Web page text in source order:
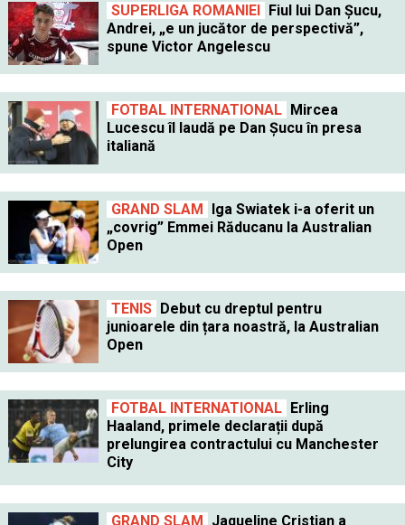
SUPERLIGA ROMANIEI Fiul lui Dan Șucu,
Andrei, „e un jucător de perspectivă”,
spune Victor Angelescu
FOTBAL INTERNATIONAL Mircea
Lucescu îl laudă pe Dan Șucu în presa
italiană
GRAND SLAM Iga Swiatek i-a oferit un
„covrig” Emmei Răducanu la Australian
Open
TENIS Debut cu dreptul pentru
junioarele din țara noastră, la Australian
Open
FOTBAL INTERNATIONAL Erling
Haaland, primele declarații după
prelungirea contractului cu Manchester
City
GRAND SLAM Jaqueline Cristian a